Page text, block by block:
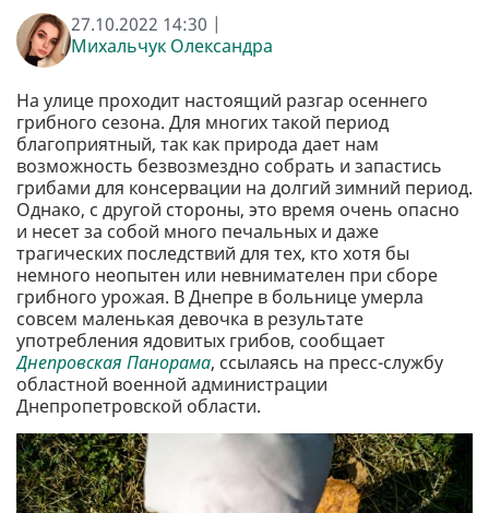
27.10.2022 14:30 |
Михальчук Олександра
На улице проходит настоящий разгар осеннего
грибного сезона. Для многих такой период
благоприятный, так как природа дает нам
возможность безвозмездно собрать и запастись
грибами для консервации на долгий зимний период.
Однако, с другой стороны, это время очень опасно
и несет за собой много печальных и даже
трагических последствий для тех, кто хотя бы
немного неопытен или невнимателен при сборе
грибного урожая. В Днепре в больнице умерла
совсем маленькая девочка в результате
употребления ядовитых грибов, сообщает
Днепровская Панорама, ссылаясь на пресс-службу
областной военной администрации
Днепропетровской области.